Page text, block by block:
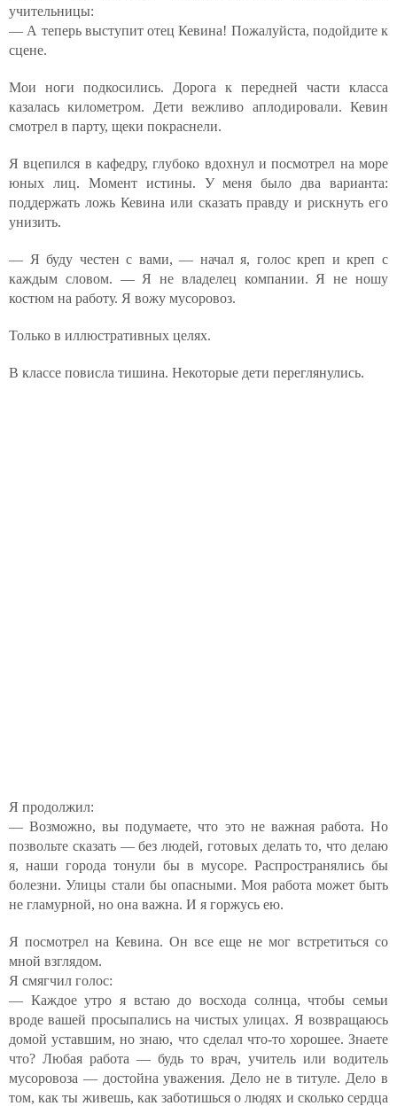
учительницы:
— А теперь выступит отец Кевина! Пожалуйста, подойдите к
сцене.
Мои ноги подкосились. Дорога к передней части класса
казалась километром. Дети вежливо аплодировали. Кевин
смотрел в парту, щеки покраснели.
Я вцепился в кафедру, глубоко вдохнул и посмотрел на море
юных лиц. Момент истины. У меня было два варианта:
поддержать ложь Кевина или сказать правду и рискнуть его
унизить.
— Я буду честен с вами, — начал я, голос креп и креп с
каждым словом. — Я не владелец компании. Я не ношу
костюм на работу. Я вожу мусоровоз.
Только в иллюстративных целях.
В классе повисла тишина. Некоторые дети переглянулись.
Я продолжил:
— Возможно, вы подумаете, что это не важная работа. Но
позвольте сказать — без людей, готовых делать то, что делаю
я, наши города тонули бы в мусоре. Распространялись бы
болезни. Улицы стали бы опасными. Моя работа может быть
не гламурной, но она важна. И я горжусь ею.
Я посмотрел на Кевина. Он все еще не мог встретиться со
мной взглядом.
Я смягчил голос:
— Каждое утро я встаю до восхода солнца, чтобы семьи
вроде вашей просыпались на чистых улицах. Я возвращаюсь
домой уставшим, но знаю, что сделал что-то хорошее. Знаете
что? Любая работа — будь то врач, учитель или водитель
мусоровоза — достойна уважения. Дело не в титуле. Дело в
том, как ты живешь, как заботишься о людях и сколько сердца